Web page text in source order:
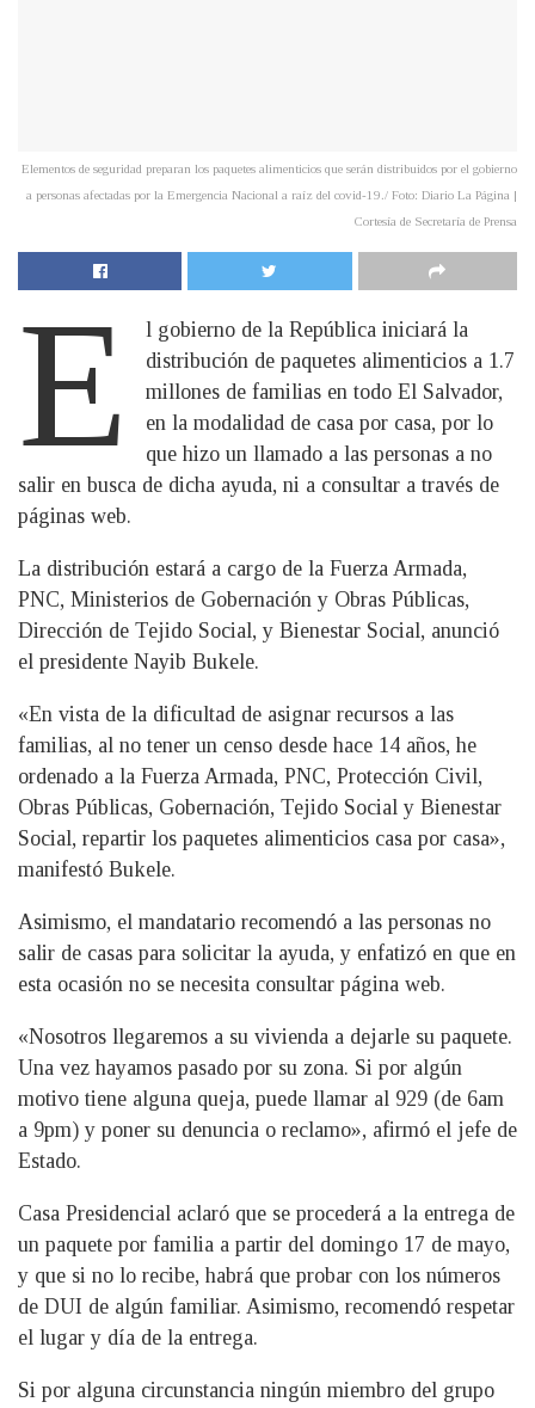
Elementos de seguridad preparan los paquetes alimenticios que serán distribuidos por el gobierno
a personas afectadas por la Emergencia Nacional a raíz del covid-19./ Foto: Diario La Página |
Cortesía de Secretaría de Prensa
E
l gobierno de la República iniciará la
distribución de paquetes alimenticios a 1.7
millones de familias en todo El Salvador,
en la modalidad de casa por casa, por lo
que hizo un llamado a las personas a no
salir en busca de dicha ayuda, ni a consultar a través de
páginas web.
La distribución estará a cargo de la Fuerza Armada,
PNC, Ministerios de Gobernación y Obras Públicas,
Dirección de Tejido Social, y Bienestar Social, anunció
el presidente Nayib Bukele.
«En vista de la dificultad de asignar recursos a las
familias, al no tener un censo desde hace 14 años, he
ordenado a la Fuerza Armada, PNC, Protección Civil,
Obras Públicas, Gobernación, Tejido Social y Bienestar
Social, repartir los paquetes alimenticios casa por casa»,
manifestó Bukele.
Asimismo, el mandatario recomendó a las personas no
salir de casas para solicitar la ayuda, y enfatizó en que en
esta ocasión no se necesita consultar página web.
«Nosotros llegaremos a su vivienda a dejarle su paquete.
Una vez hayamos pasado por su zona. Si por algún
motivo tiene alguna queja, puede llamar al 929 (de 6am
a 9pm) y poner su denuncia o reclamo», afirmó el jefe de
Estado.
Casa Presidencial aclaró que se procederá a la entrega de
un paquete por familia a partir del domingo 17 de mayo,
y que si no lo recibe, habrá que probar con los números
de DUI de algún familiar. Asimismo, recomendó respetar
el lugar y día de la entrega.
Si por alguna circunstancia ningún miembro del grupo